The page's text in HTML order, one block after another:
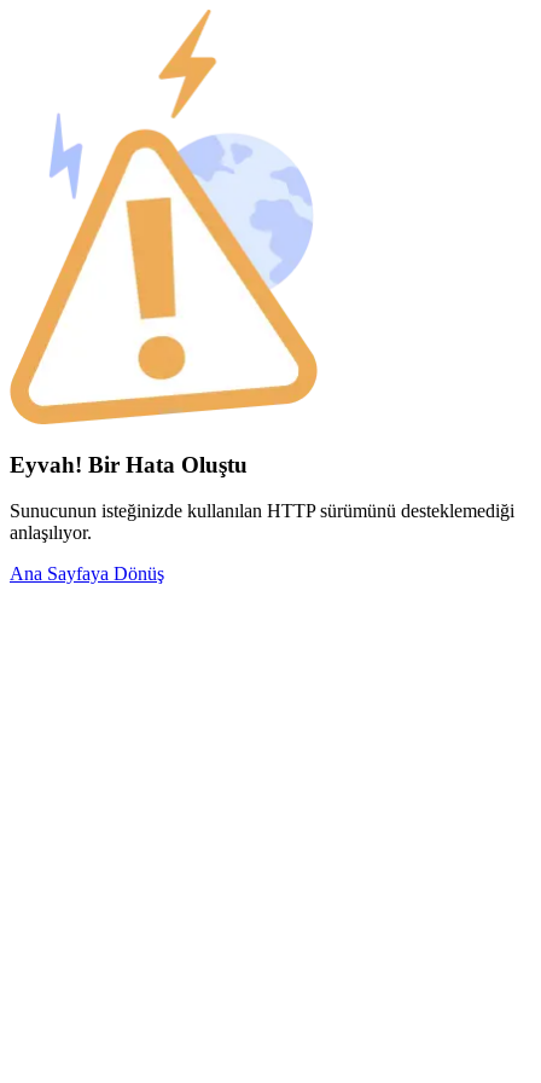
Eyvah! Bir Hata Oluştu
Sunucunun isteğinizde kullanılan HTTP sürümünü desteklemediği
anlaşılıyor.
Ana Sayfaya Dönüş